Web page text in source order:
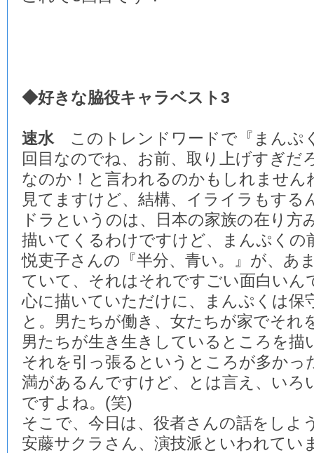
◆好きな脇役キャラベスト3
速水このトレンドワードで『まんぷ
回目なのでね、お前、取り上げすぎだ
なのか！と言われるのかもしれません
見てますけど、結構、イライラもする
ドラというのは、日本の家族の在り方
描いてくるわけですけど、まんぷくの
悦吏子さんの『半分、青い。』が、あ
ていて、それはそれですごい面白いん
心に描いていただけに、まんぷくは保
と。男たちが働き、女たちが家でそれ
男たちが生き生きしているところを描
それを引っ張るというところが多かっ
満があるんですけど、とは言え、いろ
ですよね。(笑)
そこで、今日は、役者さんの話をしよ
安藤サクラさん、演技派といわれてい